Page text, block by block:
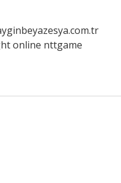
online nttgame